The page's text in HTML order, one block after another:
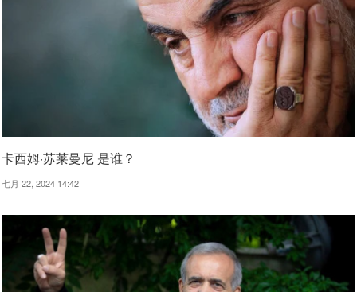
卡西姆·苏莱曼尼 是谁？
七月 22, 2024 14:42